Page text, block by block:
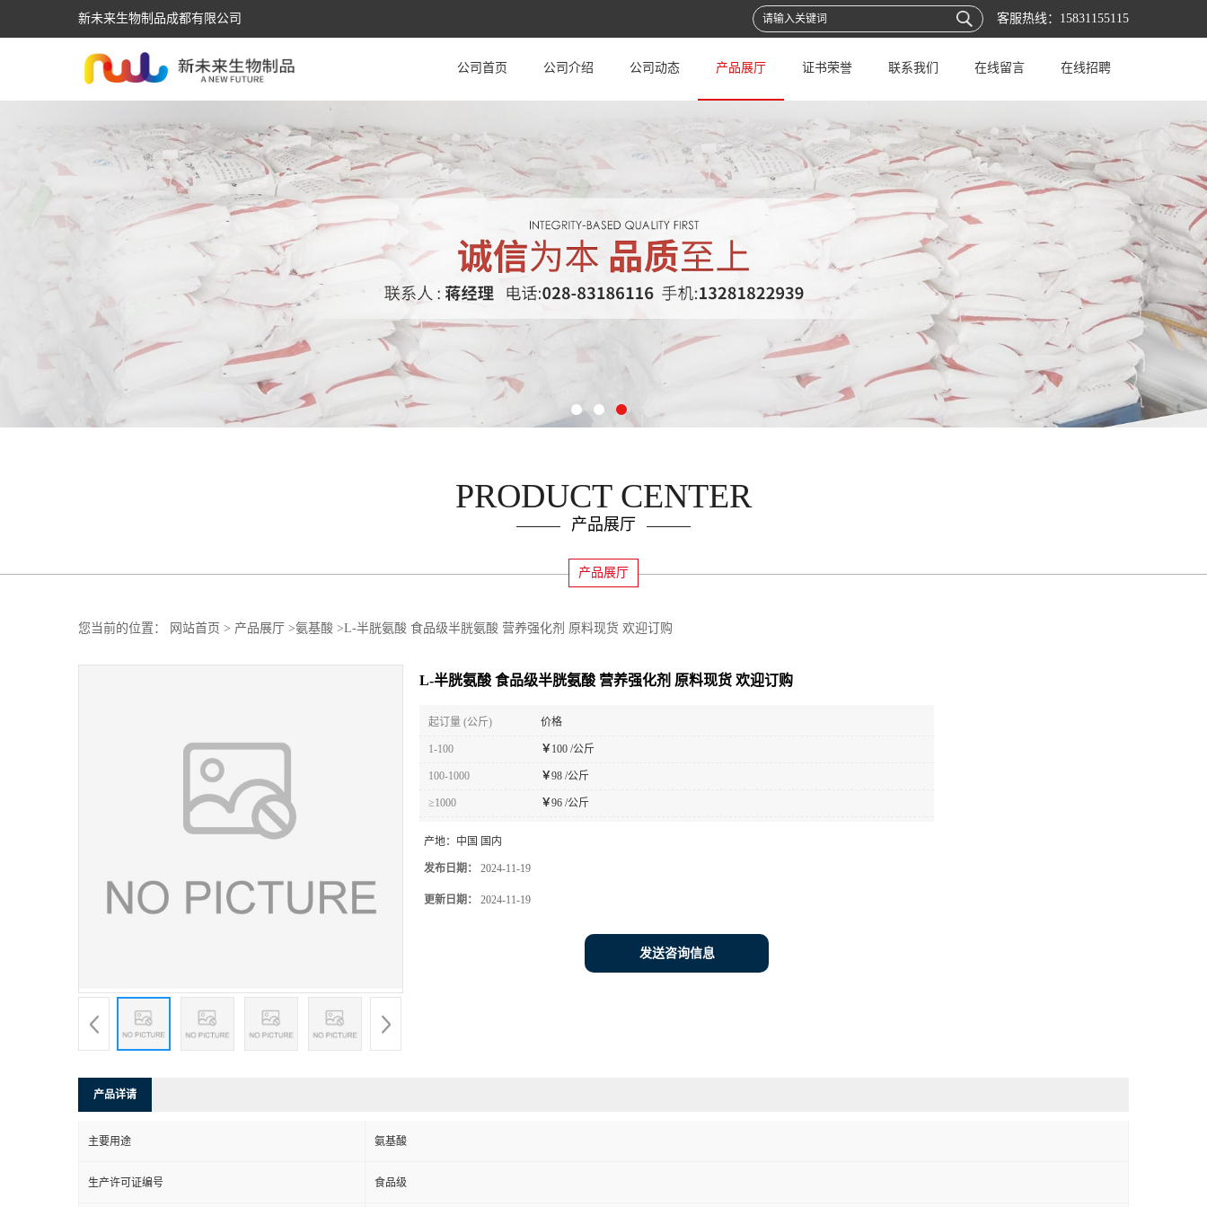
新未来生物制品成都有限公司 客服热线： 15831155115
公司首页 公司介绍 公司动态 产品展厅 证书荣誉 联系我们 在线留言 在线招聘
PRODUCT CENTER
产品展厅
产品展厅
您当前的位置： 网站首页 > 产品展厅 >氨基酸 >L-半胱氨酸 食品级半胱氨酸 营养强化剂 原料现货 欢迎订购
L-半胱氨酸 食品级半胱氨酸 营养强化剂 原料现货 欢迎订购
起订量 (公斤) 价格
1-100 ￥ 100 /公斤
100-1000 ￥98 /公斤
≥1000 ￥96 /公斤
产地： 中国 国内
发布日期： 2024-11-19
更新日期： 2024-11-19
发送咨询信息
产品详请
主要用途 氨基酸
生产许可证编号 食品级